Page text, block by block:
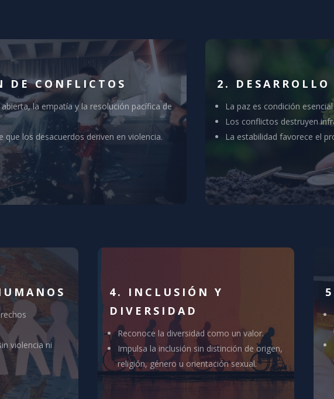
DE CONFLICTOS
la empatía y la resolución pacífica de
que los desacuerdos deriven en violencia.
2. DESARROLLO
La paz es condición
Los conflictos destruyen
La estabilidad favorece el
violencia ni
4. INCLUSIÓN Y
DIVERSIDAD
Reconoce la diversidad como un valor.
Impulsa la inclusión sin distinción de origen,
religión, género u orientación sexual.